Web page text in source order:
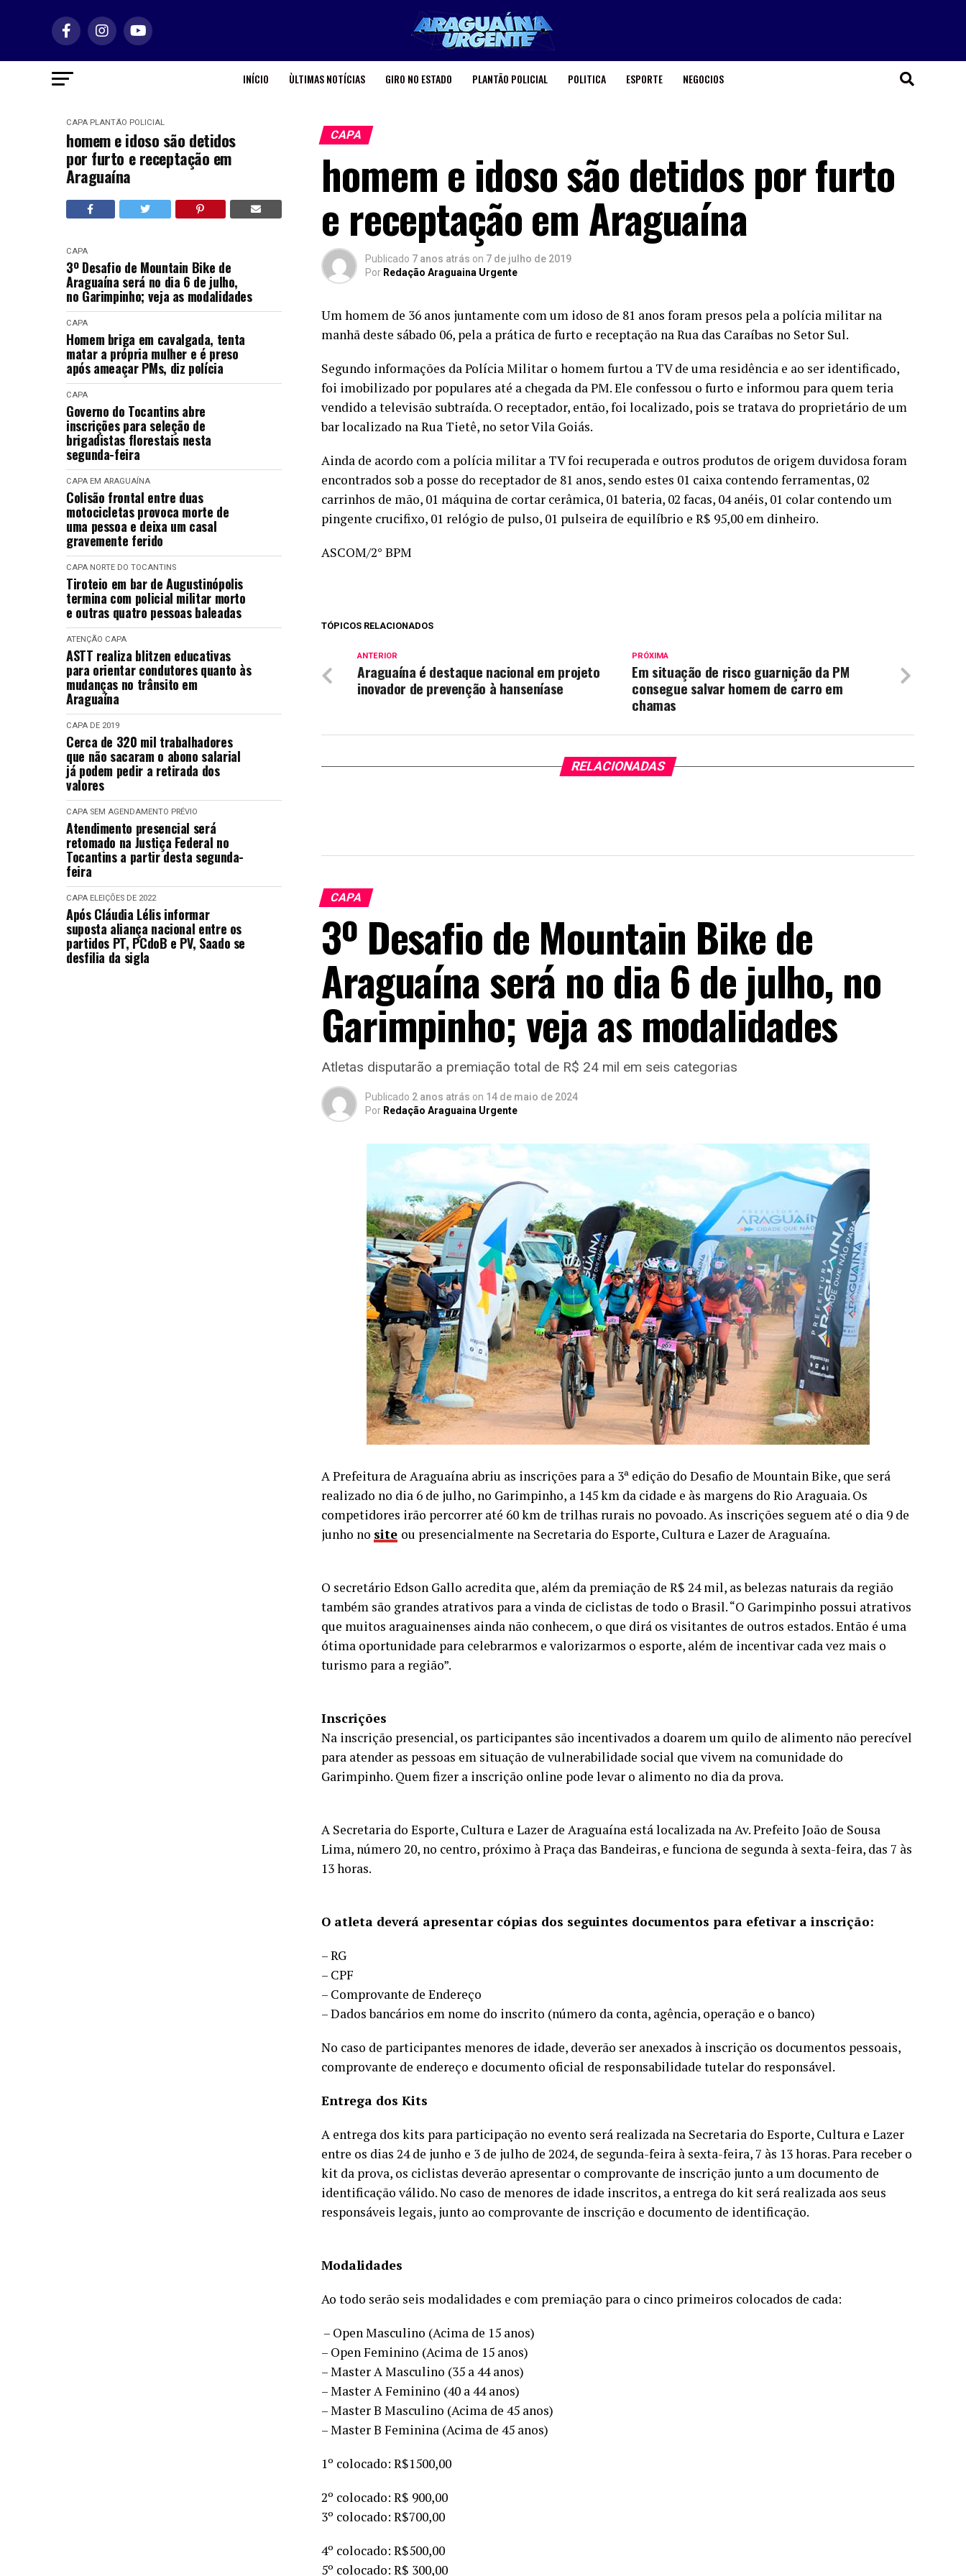
INÍCIO ÙLTIMAS NOTÍCIAS GIRO NO ESTADO PLANTÃO POLICIAL POLITICA ESPORTE NEGOCIOS
CAPA PLANTÃO POLICIAL
homem e idoso são detidos
por furto e receptação em
Araguaína
CAPA
3º Desafio de Mountain Bike de
Araguaína será no dia 6 de julho,
no Garimpinho; veja as modalidades
CAPA
Homem briga em cavalgada, tenta
matar a própria mulher e é preso
após ameaçar PMs, diz polícia
CAPA
Governo do Tocantins abre
inscrições para seleção de
brigadistas florestais nesta
segunda-feira
CAPA EM ARAGUAÍNA
Colisão frontal entre duas
motocicletas provoca morte de
uma pessoa e deixa um casal
gravemente ferido
CAPA NORTE DO TOCANTINS
Tiroteio em bar de Augustinópolis
termina com policial militar morto
e outras quatro pessoas baleadas
ATENÇÃO CAPA
ASTT realiza blitzen educativas
para orientar condutores quanto às
mudanças no trânsito em
Araguaína
CAPA DE 2019
Cerca de 320 mil trabalhadores
que não sacaram o abono salarial
já podem pedir a retirada dos
valores
CAPA SEM AGENDAMENTO PRÉVIO
Atendimento presencial será
retomado na Justiça Federal no
Tocantins a partir desta segunda-
feira
CAPA ELEIÇÕES DE 2022
Após Cláudia Lélis informar
suposta aliança nacional entre os
partidos PT, PCdoB e PV, Saado se
desfilia da sigla
CAPA
homem e idoso são detidos por furto
e receptação em Araguaína
Publicado 7 anos atrás on 7 de julho de 2019
Por Redação Araguaina Urgente
Um homem de 36 anos juntamente com um idoso de 81 anos foram presos pela a polícia militar na
manhã deste sábado 06, pela a prática de furto e receptação na Rua das Caraíbas no Setor Sul.
Segundo informações da Polícia Militar o homem furtou a TV de uma residência e ao ser identificado,
foi imobilizado por populares até a chegada da PM. Ele confessou o furto e informou para quem teria
vendido a televisão subtraída. O receptador, então, foi localizado, pois se tratava do proprietário de um
bar localizado na Rua Tietê, no setor Vila Goiás.
Ainda de acordo com a polícia militar a TV foi recuperada e outros produtos de origem duvidosa foram
encontrados sob a posse do receptador de 81 anos, sendo estes 01 caixa contendo ferramentas, 02
carrinhos de mão, 01 máquina de cortar cerâmica, 01 bateria, 02 facas, 04 anéis, 01 colar contendo um
pingente crucifixo, 01 relógio de pulso, 01 pulseira de equilíbrio e R$ 95,00 em dinheiro.
ASCOM/2° BPM
TÓPICOS RELACIONADOS
PRÓXIMA
Em situação de risco guarnição da PM
consegue salvar homem de carro em
chamas
ANTERIOR
Araguaína é destaque nacional em projeto
inovador de prevenção à hanseníase
RELACIONADAS
CAPA
3º Desafio de Mountain Bike de
Araguaína será no dia 6 de julho, no
Garimpinho; veja as modalidades
Atletas disputarão a premiação total de R$ 24 mil em seis categorias
Publicado 2 anos atrás on 14 de maio de 2024
Por Redação Araguaina Urgente
A Prefeitura de Araguaína abriu as inscrições para a 3ª edição do Desafio de Mountain Bike, que será
realizado no dia 6 de julho, no Garimpinho, a 145 km da cidade e às margens do Rio Araguaia. Os
competidores irão percorrer até 60 km de trilhas rurais no povoado. As inscrições seguem até o dia 9 de
junho no site ou presencialmente na Secretaria do Esporte, Cultura e Lazer de Araguaína.
O secretário Edson Gallo acredita que, além da premiação de R$ 24 mil, as belezas naturais da região
também são grandes atrativos para a vinda de ciclistas de todo o Brasil. “O Garimpinho possui atrativos
que muitos araguainenses ainda não conhecem, o que dirá os visitantes de outros estados. Então é uma
ótima oportunidade para celebrarmos e valorizarmos o esporte, além de incentivar cada vez mais o
turismo para a região”.
Inscrições
Na inscrição presencial, os participantes são incentivados a doarem um quilo de alimento não perecível
para atender as pessoas em situação de vulnerabilidade social que vivem na comunidade do
Garimpinho. Quem fizer a inscrição online pode levar o alimento no dia da prova.
A Secretaria do Esporte, Cultura e Lazer de Araguaína está localizada na Av. Prefeito João de Sousa
Lima, número 20, no centro, próximo à Praça das Bandeiras, e funciona de segunda à sexta-feira, das 7 às
13 horas.
O atleta deverá apresentar cópias dos seguintes documentos para efetivar a inscrição:
– RG
– CPF
– Comprovante de Endereço
– Dados bancários em nome do inscrito (número da conta, agência, operação e o banco)
No caso de participantes menores de idade, deverão ser anexados à inscrição os documentos pessoais,
comprovante de endereço e documento oficial de responsabilidade tutelar do responsável.
Entrega dos Kits
A entrega dos kits para participação no evento será realizada na Secretaria do Esporte, Cultura e Lazer
entre os dias 24 de junho e 3 de julho de 2024, de segunda-feira à sexta-feira, 7 às 13 horas. Para receber o
kit da prova, os ciclistas deverão apresentar o comprovante de inscrição junto a um documento de
identificação válido. No caso de menores de idade inscritos, a entrega do kit será realizada aos seus
responsáveis legais, junto ao comprovante de inscrição e documento de identificação.
Modalidades
Ao todo serão seis modalidades e com premiação para o cinco primeiros colocados de cada:
– Open Masculino (Acima de 15 anos)
– Open Feminino (Acima de 15 anos)
– Master A Masculino (35 a 44 anos)
– Master A Feminino (40 a 44 anos)
– Master B Masculino (Acima de 45 anos)
– Master B Feminina (Acima de 45 anos)
1º colocado: R$1500,00
2º colocado: R$ 900,00
3º colocado: R$700,00
4º colocado: R$500,00
5º colocado: R$ 300,00